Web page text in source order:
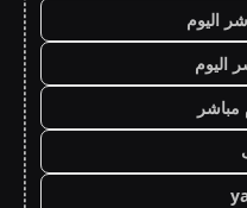
اليوم
اليوم
مباشر